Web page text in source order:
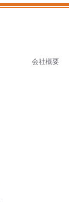
会社概要